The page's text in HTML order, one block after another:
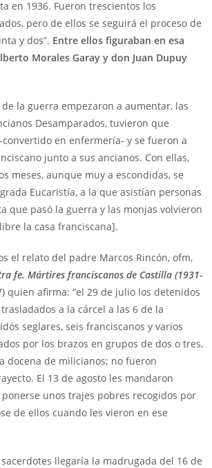
en 1936. Fueron trescientos los
pero de ellos se seguirá el proceso de
y dos”. Entre ellos figuraban en esa
Morales Garay y don Juan Dupuy
la guerra empezaron a aumentar, las
Desamparados, tuvieron que
en enfermería- y se fueron a
junto a sus ancianos. Con ellas,
meses, aunque muy a escondidas, se
Eucaristía, a la que asistían personas
que pasó la guerra y las monjas volvieron
la casa franciscana].
el relato del padre Marcos Rincón, ofm,
fe. Mártires franciscanos de Castilla (1931-
quien afirma: “el 29 de julio los detenidos
a la cárcel a las 6 de la
seglares, seis franciscanos y varios
por los brazos en grupos de dos o tres,
docena de milicianos; no fueron
El 13 de agosto les mandaron
unos trajes pobres recogidos por
de ellos cuando les vieron en ese
llegaría la madrugada del 16 de